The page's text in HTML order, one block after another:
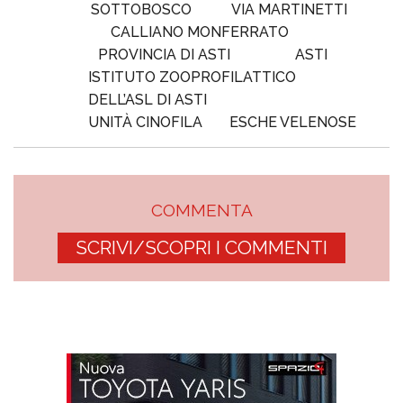
SOTTOBOSCO
VIA MARTINETTI
CALLIANO MONFERRATO
PROVINCIA DI ASTI
ASTI
ISTITUTO ZOOPROFILATTICO
DELL’ASL DI ASTI
UNITÀ CINOFILA
ESCHE VELENOSE
COMMENTA
SCRIVI/SCOPRI I COMMENTI